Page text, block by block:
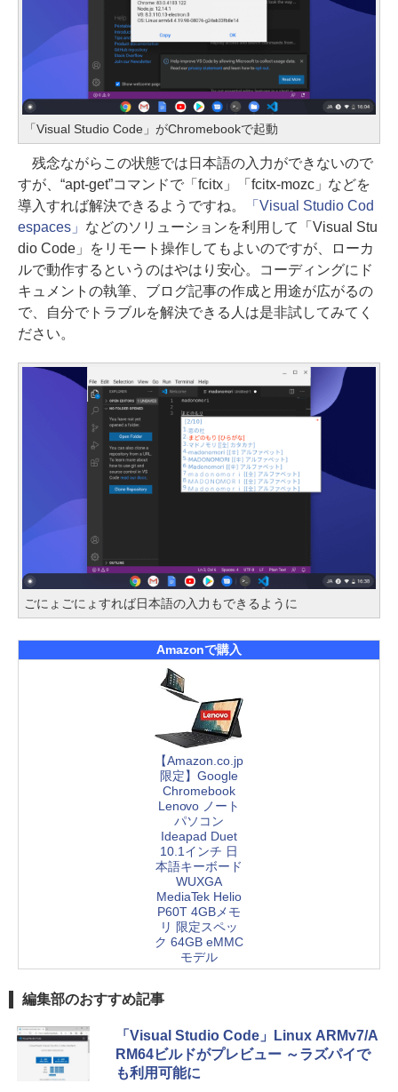
「Visual Studio Code」がChromebookで起動
残念ながらこの状態では日本語の入力ができないので
すが、“apt-get”コマンドで「fcitx」「fcitx-mozc」などを
導入すれば解決できるようですね。
「Visual Studio Cod
espaces」 などのソリューションを利用して「Visual Stu
dio Code」をリモート操作してもよいのですが、ローカ
ルで動作するというのはやはり安心。コーディングにド
キュメントの執筆、ブログ記事の作成と用途が広がるの
で、自分でトラブルを解決できる人は是非試してみてく
ださい。
ごにょごにょすれば日本語の入力もできるように
Amazonで購入
【Amazon.co.jp
限定】Google
Chromebook
Lenovo ノート
パソコン
Ideapad Duet
10.1インチ 日
本語キーボード
WUXGA
MediaTek Helio
P60T 4GBメモ
リ 限定スペッ
ク 64GB eMMC
モデル
編集部のおすすめ記事
「Visual Studio Code」Linux ARMv7/A
RM64ビルドがプレビュー ～ラズパイで
も利用可能に